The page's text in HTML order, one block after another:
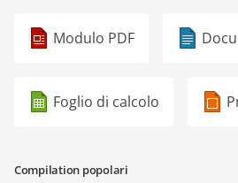
Modulo PDF
Foglio di calcolo
Compilation popolari